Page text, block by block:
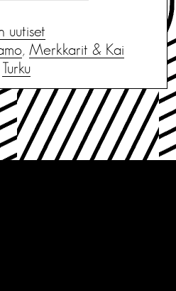
uutiset
, Merkkarit & Kai
Turku